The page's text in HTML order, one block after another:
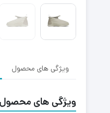
ویژگی های محصول
ویژگی های محصول